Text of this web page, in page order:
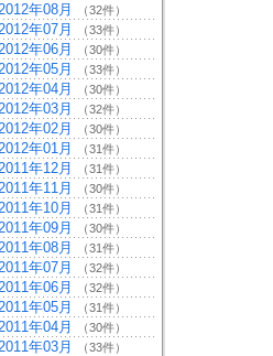
年08月 （32件）
年07月 （33件）
年06月 （30件）
年05月 （33件）
年04月 （30件）
年03月 （32件）
年02月 （30件）
年01月 （31件）
年12月 （31件）
年11月 （30件）
年10月 （31件）
年09月 （30件）
年08月 （31件）
年07月 （32件）
年06月 （32件）
年05月 （31件）
年04月 （30件）
年03月 （33件）